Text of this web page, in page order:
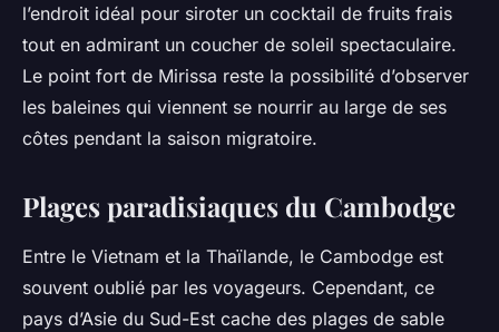
l’endroit idéal pour siroter un cocktail de fruits frais
tout en admirant un coucher de soleil spectaculaire.
Le point fort de Mirissa reste la possibilité d’observer
les baleines qui viennent se nourrir au large de ses
côtes pendant la saison migratoire.
Plages paradisiaques du Cambodge
Entre le Vietnam et la Thaïlande, le Cambodge est
souvent oublié par les voyageurs. Cependant, ce
pays d’Asie du Sud-Est cache des plages de sable